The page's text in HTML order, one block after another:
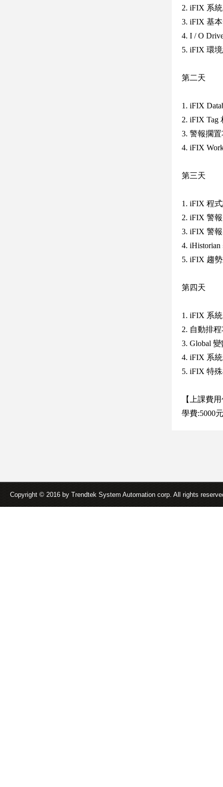
2. iFIX 系
3. iFIX 基
4. I / O
5. iFIX 環
第二天
1. iFIX
2. iFIX Tag
3. 警報擱
4. iFIX
第三天
1. iFIX 程
2. iFIX 警
3. iFIX 警
4.
5. iFIX 趨
第四天
1. iFIX 系
2. 自動排
3. Global
4. iFIX 系
5. iFIX 特
【上課費
學費:5000
Copyright © 2016 by Trendtek System Automation corp. All rights